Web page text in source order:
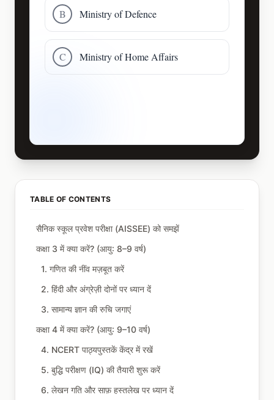
B Ministry of Defence
C Ministry of Home Affairs
TABLE OF CONTENTS
सैनिक स्कूल प्रवेश परीक्षा (AISSEE) को समझें
कक्षा 3 में क्या करें? (आयु: 8–9 वर्ष)
1. गणित की नींव मज़बूत करें
2. हिंदी और अंग्रेज़ी दोनों पर ध्यान दें
3. सामान्य ज्ञान की रुचि जगाएं
कक्षा 4 में क्या करें? (आयु: 9–10 वर्ष)
4. NCERT पाठ्यपुस्तकें केंद्र में रखें
5. बुद्धि परीक्षण (IQ) की तैयारी शुरू करें
6. लेखन गति और साफ़ हस्तलेख पर ध्यान दें